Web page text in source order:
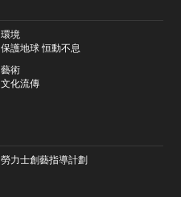
環境
保護地球 恒動不息
藝術
文化流傳
勞力士創藝指導計劃